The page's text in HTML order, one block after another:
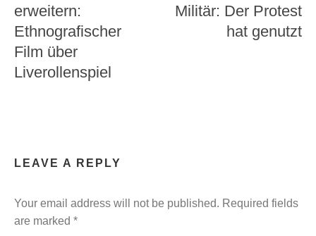
erweitern:
Ethnografischer
Film über
Liverollenspiel
Militär: Der Protest
hat genutzt
LEAVE A REPLY
Your email address will not be published. Required fields
are marked *